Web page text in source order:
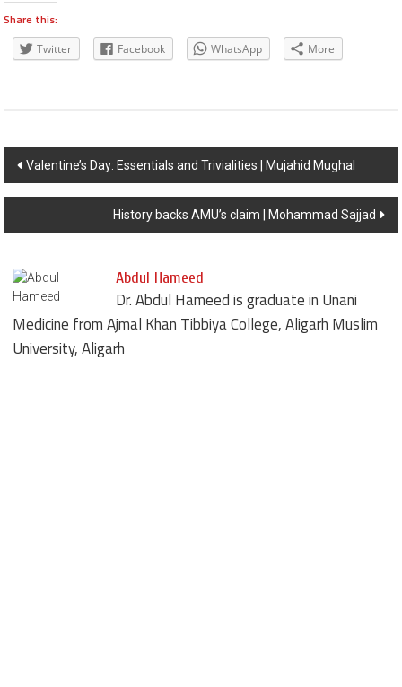
Share this:
Twitter Facebook WhatsApp More
Post navigation
Valentine’s Day: Essentials and Trivialities | Mujahid Mughal
History backs AMU’s claim | Mohammad Sajjad
Abdul Hameed
Dr. Abdul Hameed is graduate in Unani
Medicine from Ajmal Khan Tibbiya College, Aligarh Muslim
University, Aligarh